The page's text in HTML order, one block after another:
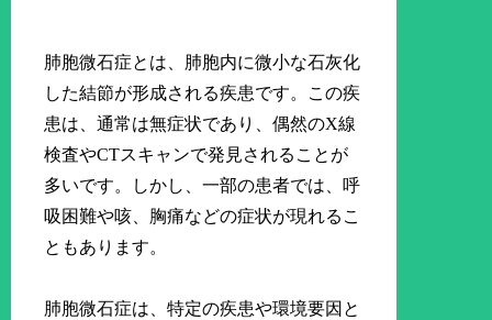
肺胞微石症とは、肺胞内に微小な石灰化
した結節が形成される疾患です。この疾
患は、通常は無症状であり、偶然のX線
検査やCTスキャンで発見されることが
多いです。しかし、一部の患者では、呼
吸困難や咳、胸痛などの症状が現れるこ
ともあります。
肺胞微石症は、特定の疾患や環境要因と